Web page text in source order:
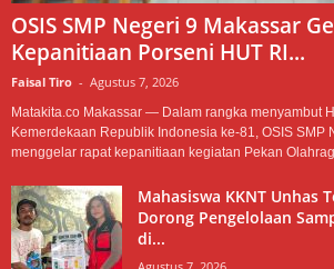
OSIS SMP Negeri 9 Makassar
Kepanitiaan Porseni HUT RI...
Faisal Tiro - Agustus 7, 2026
Matakita.co Makassar — Dalam rangka menyambut
Kemerdekaan Republik Indonesia ke-81, OSIS SMP
menggelar rapat kepanitiaan kegiatan Pekan
Mahasiswa KKNT Unhas
Dorong Pengelolaan
di...